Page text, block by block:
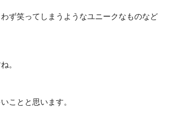
ず笑ってしまうようなユニークなものなど
。
ことと思います。